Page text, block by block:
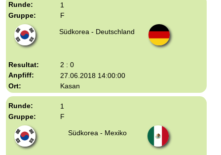
1
F
Südkorea - Deutschland
2 : 0
27.06.2018 14:00:00
Kasan
1
F
Südkorea - Mexiko